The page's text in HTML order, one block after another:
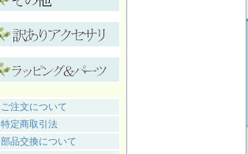
ご注文について
特定商取引法
部品交換について